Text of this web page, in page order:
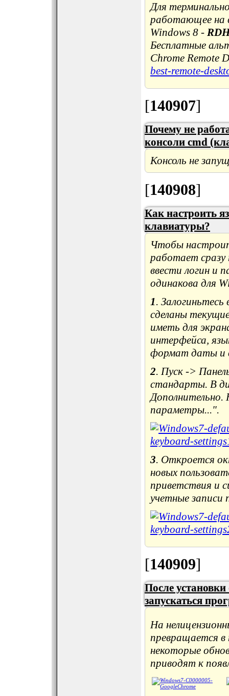
Для
работающее на
Windows 8 -
Бесплатные
Chrome Remote
best-remote-
[140907]
Почему не
консоли cmd
Консоль не
[140908]
Как настроить
клавиатуры?
Чтобы
работает сразу
ввести логин и
одинакова для
1.
сделаны
иметь для
интерфейса,
формат даты и
2. Пуск ->
стандарты. В
параметры...".
3. Откроется
новых
приветствия и
учетные записи
[140909]
После
запускаться
На
превращается
некоторые
приводят к